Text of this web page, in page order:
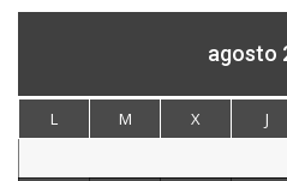
agosto
L M X J